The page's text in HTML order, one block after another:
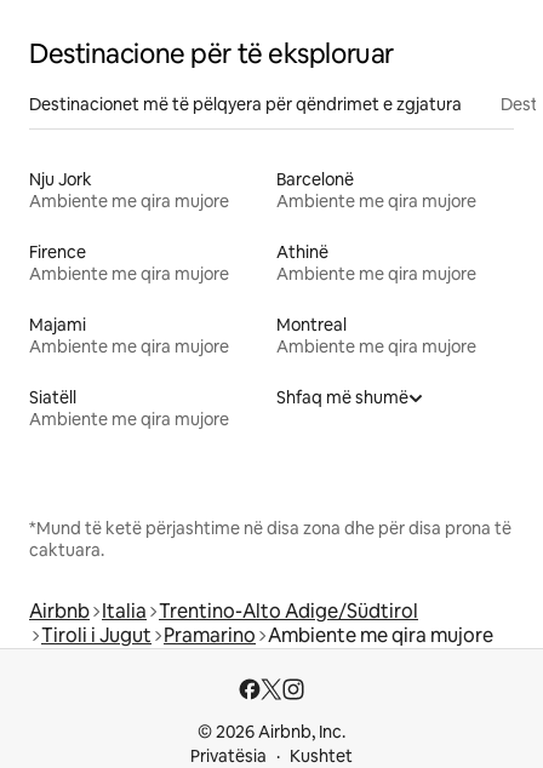
Destinacione për të eksploruar
Destinacionet më të pëlqyera për qëndrimet e zgjatura
Nju Jork
Ambiente me qira mujore
Barcelonë
Ambiente me qira mujore
Firence
Ambiente me qira mujore
Athinë
Ambiente me qira mujore
Majami
Ambiente me qira mujore
Montreal
Ambiente me qira mujore
Siatëll
Ambiente me qira mujore
Shfaq më shumë
*Mund të ketë përjashtime në disa zona dhe për disa prona të
caktuara.
Airbnb Italia Trentino-Alto Adige/Südtirol
Tiroli i Jugut Pramarino Ambiente me qira mujore
© 2026 Airbnb, Inc.
Privatësia
Kushtet